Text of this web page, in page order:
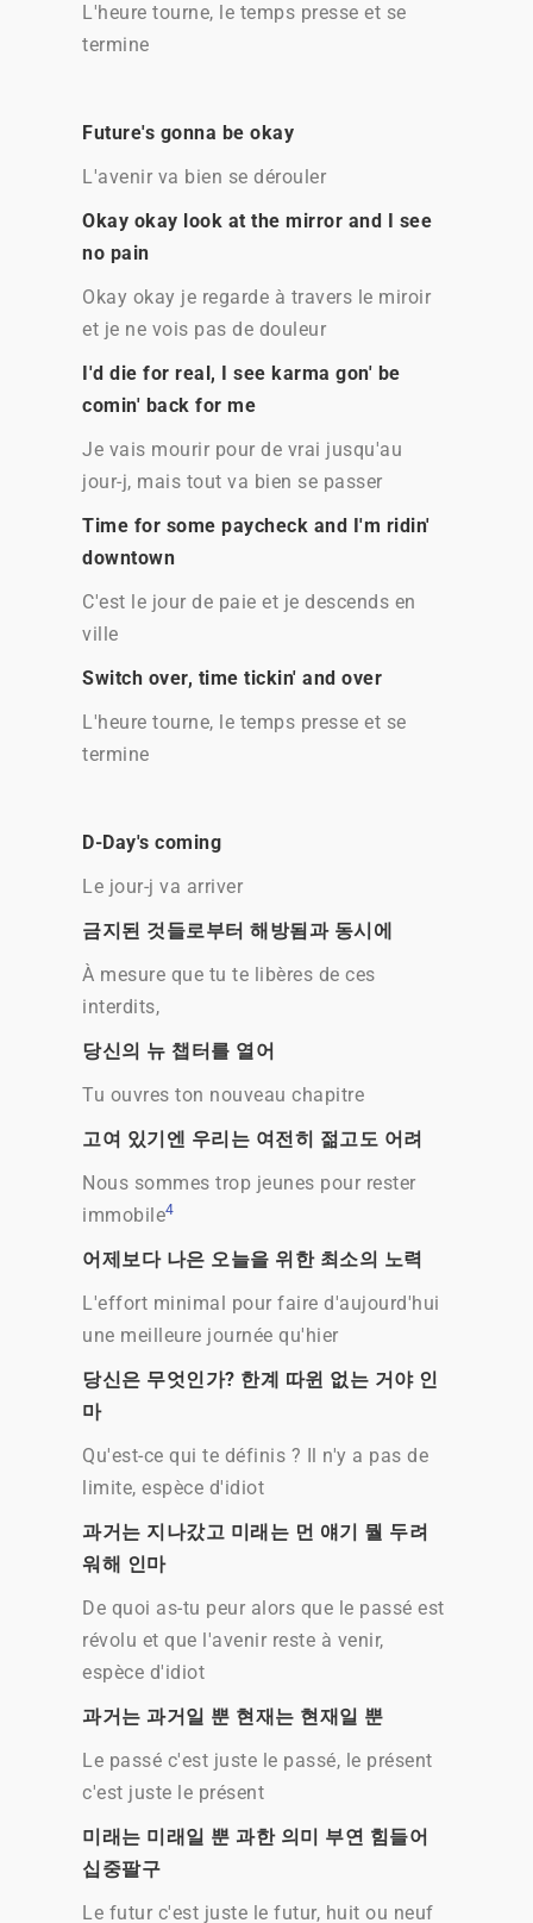
L'heure tourne, le temps presse et se
termine
Future's gonna be okay
L'avenir va bien se dérouler
Okay okay look at the mirror and I see
no pain
Okay okay je regarde à travers le miroir
et je ne vois pas de douleur
I'd die for real, I see karma gon' be
comin' back for me
Je vais mourir pour de vrai jusqu'au
jour-j, mais tout va bien se passer
Time for some paycheck and I'm ridin'
downtown
C'est le jour de paie et je descends en
ville
Switch over, time tickin' and over
L'heure tourne, le temps presse et se
termine
D-Day's coming
Le jour-j va arriver
금지된 것들로부터 해방됨과 동시에
À mesure que tu te libères de ces
interdits,
당신의 뉴 챕터를 열어
Tu ouvres ton nouveau chapitre
고여 있기엔 우리는 여전히 젊고도 어려
Nous sommes trop jeunes pour rester
immobile4
어제보다 나은 오늘을 위한 최소의 노력
L'effort minimal pour faire d'aujourd'hui
une meilleure journée qu'hier
당신은 무엇인가? 한계 따윈 없는 거야 인
마
Qu'est-ce qui te définis ? Il n'y a pas de
limite, espèce d'idiot
과거는 지나갔고 미래는 먼 얘기 뭘 두려
워해 인마
De quoi as-tu peur alors que le passé est
révolu et que l'avenir reste à venir,
espèce d'idiot
과거는 과거일 뿐 현재는 현재일 뿐
Le passé c'est juste le passé, le présent
c'est juste le présent
미래는 미래일 뿐 과한 의미 부연 힘들어
십중팔구
Le futur c'est juste le futur, huit ou neuf